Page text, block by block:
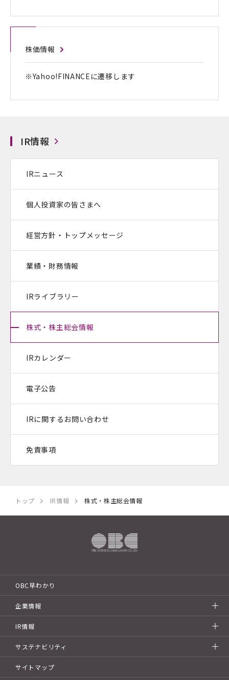
トップ IR情報 株式・株主総会情報
株価情報
※Yahoo!FINANCEに遷移します
IR情報
IRニュース
個人投資家の皆さまへ
経営方針・トップメッセージ
業績・財務情報
IRライブラリー
株式・株主総会情報
IRカレンダー
電子公告
IRに関するお問い合わせ
免責事項
OBC早わかり
企業情報
IR情報
サステナビリティ
サイトマップ